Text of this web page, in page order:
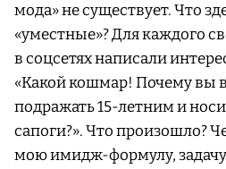
мода» не существует. Что
«уместные»? Для каждого
в соцсетях написали
«Какой кошмар! Почему вы
подражать 15-летним и
сапоги?». Что произошло?
мою имидж-формулу,